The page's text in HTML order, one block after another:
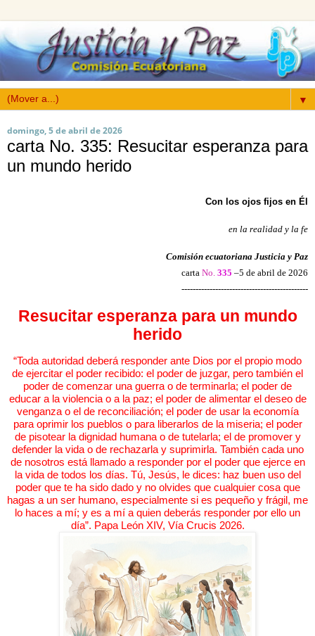
▼
domingo, 5 de abril de 2026
carta No. 335: Resucitar esperanza para
un mundo herido
Con los ojos fijos en Él
en la realidad y la fe
Comisión ecuatoriana Justicia y Paz
carta No. 335 –5 de abril de 2026
---------------------------------------------
Resucitar esperanza para un mundo
herido
“Toda autoridad deberá responder ante Dios por el propio modo
de ejercitar el poder recibido: el poder de juzgar, pero también el
poder de comenzar una guerra o de terminarla; el poder de
educar a la violencia o a la paz; el poder de alimentar el deseo de
venganza o el de reconciliación; el poder de usar la economía
para oprimir los pueblos o para liberarlos de la miseria; el poder
de pisotear la dignidad humana o de tutelarla; el de promover y
defender la vida o de rechazarla y suprimirla. También cada uno
de nosotros está llamado a responder por el poder que ejerce en
la vida de todos los días. Tú, Jesús, le dices: haz buen uso del
poder que te ha sido dado y no olvides que cualquier cosa que
hagas a un ser humano, especialmente si es pequeño y frágil, me
lo haces a mí; y es a mí a quien deberás responder por ello un
día”. Papa León XIV, Vía Crucis 2026.